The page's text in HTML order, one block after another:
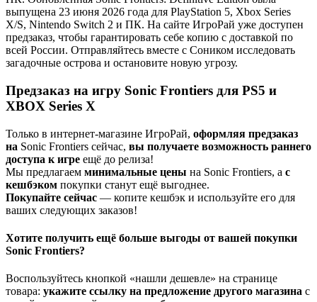
выпущена 23 июня 2026 года для PlayStation 5, Xbox Series
X/S, Nintendo Switch 2 и ПК. На сайте ИгроРай уже доступен
предзаказ, чтобы гарантировать себе копию с доставкой по
всей России. Отправляйтесь вместе с Соником исследовать
загадочные острова и остановите новую угрозу.
Предзаказ на игру Sonic Frontiers для PS5 и
XBOX Series X
Только в интернет-магазине ИгроРай, оформляя предзаказ
на Sonic Frontiers сейчас, вы получаете возможность раннего
доступа к игре ещё до релиза!
Мы предлагаем минимальные цены на Sonic Frontiers, а с
кешбэком покупки станут ещё выгоднее.
Покупайте сейчас — копите кешбэк и используйте его для
ваших следующих заказов!
Хотите получить ещё больше выгоды от вашей покупки
Sonic Frontiers?
Воспользуйтесь кнопкой «нашли дешевле» на странице
товара: укажите ссылку на предложение другого магазина с